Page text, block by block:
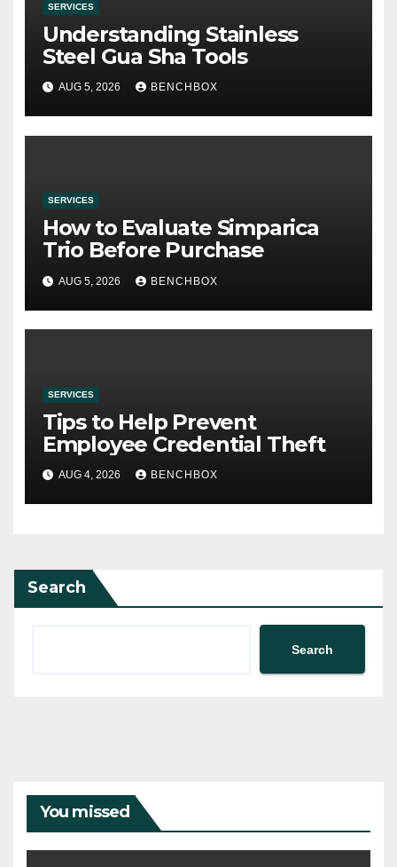
SERVICES
Understanding Stainless
Steel Gua Sha Tools
AUG 5, 2026 BENCHBOX
SERVICES
How to Evaluate Simparica
Trio Before Purchase
AUG 5, 2026 BENCHBOX
SERVICES
Tips to Help Prevent
Employee Credential Theft
AUG 4, 2026 BENCHBOX
Search
Search
You missed